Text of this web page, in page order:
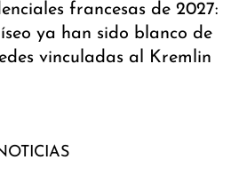
francesas de 2027:
ya han sido blanco de
vinculadas al Kremlin